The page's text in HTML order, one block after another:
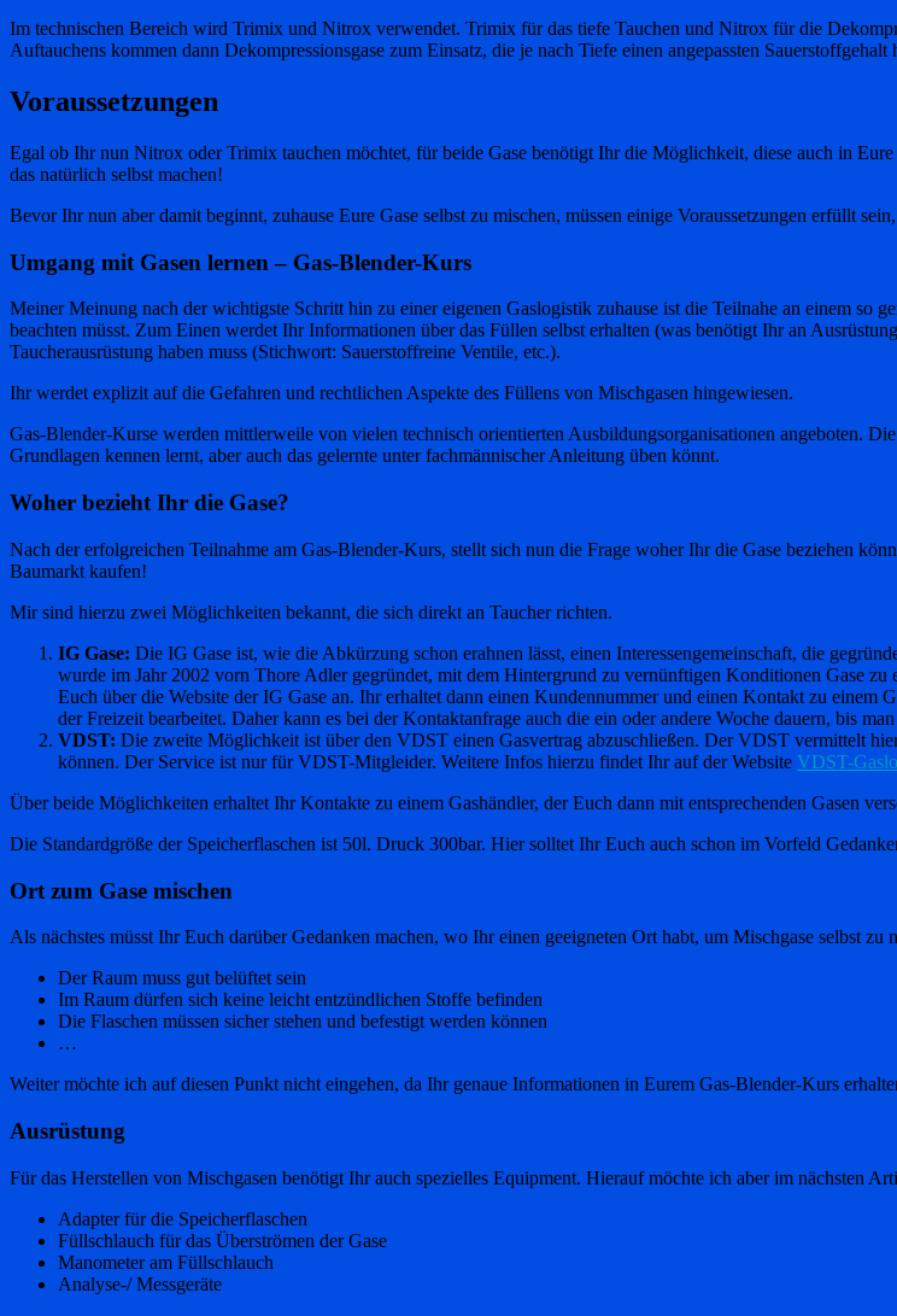
Im technischen Bereich wird Trimix und Nitrox verwendet. Trimix für das tiefe Tauchen und Nitrox für die
Auftauchens kommen dann Dekompressionsgase zum Einsatz, die je nach Tiefe einen angepassten
Voraussetzungen
Egal ob Ihr nun Nitrox oder Trimix tauchen möchtet, für beide Gase benötigt Ihr die Möglichkeit, diese auch in
das natürlich selbst machen!
Bevor Ihr nun aber damit beginnt, zuhause Eure Gase selbst zu mischen, müssen einige Voraussetzungen erfüllt
Umgang mit Gasen lernen – Gas-Blender-Kurs
Meiner Meinung nach der wichtigste Schritt hin zu einer eigenen Gaslogistik zuhause ist die Teilnahe an einem so
beachten müsst. Zum Einen werdet Ihr Informationen über das Füllen selbst erhalten (was benötigt Ihr an
Taucherausrüstung haben muss (Stichwort: Sauerstoffreine Ventile, etc.).
Ihr werdet explizit auf die Gefahren und rechtlichen Aspekte des Füllens von Mischgasen hingewiesen.
Gas-Blender-Kurse werden mittlerweile von vielen technisch orientierten Ausbildungsorganisationen angeboten.
Grundlagen kennen lernt, aber auch das gelernte unter fachmännischer Anleitung üben könnt.
Woher bezieht Ihr die Gase?
Nach der erfolgreichen Teilnahme am Gas-Blender-Kurs, stellt sich nun die Frage woher Ihr die Gase beziehen
Baumarkt kaufen!
Mir sind hierzu zwei Möglichkeiten bekannt, die sich direkt an Taucher richten.
IG Gase: Die IG Gase ist, wie die Abkürzung schon erahnen lässt, einen Interessengemeinschaft, die
wurde im Jahr 2002 vorn Thore Adler gegründet, mit dem Hintergrund zu vernünftigen Konditionen Gase
Euch über die Website der IG Gase an. Ihr erhaltet dann einen Kundennummer und einen Kontakt zu
der Freizeit bearbeitet. Daher kann es bei der Kontaktanfrage auch die ein oder andere Woche dauern, bis
VDST: Die zweite Möglichkeit ist über den VDST einen Gasvertrag abzuschließen. Der VDST vermittelt
können. Der Service ist nur für VDST-Mitgleider. Weitere Infos hierzu findet Ihr auf der Website VDST-
Über beide Möglichkeiten erhaltet Ihr Kontakte zu einem Gashändler, der Euch dann mit entsprechenden Gasen
Die Standardgröße der Speicherflaschen ist 50l. Druck 300bar. Hier solltet Ihr Euch auch schon im Vorfeld
Ort zum Gase mischen
Als nächstes müsst Ihr Euch darüber Gedanken machen, wo Ihr einen geeigneten Ort habt, um Mischgase selbst
Der Raum muss gut belüftet sein
Im Raum dürfen sich keine leicht entzündlichen Stoffe befinden
Die Flaschen müssen sicher stehen und befestigt werden können
…
Weiter möchte ich auf diesen Punkt nicht eingehen, da Ihr genaue Informationen in Eurem Gas-Blender-Kurs
Ausrüstung
Für das Herstellen von Mischgasen benötigt Ihr auch spezielles Equipment. Hierauf möchte ich aber im nächsten
Adapter für die Speicherflaschen
Füllschlauch für das Überströmen der Gase
Manometer am Füllschlauch
Analyse-/ Messgeräte